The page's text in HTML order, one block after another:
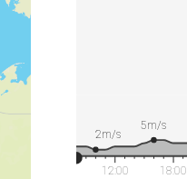
12:00
18:00
5m/s
2m/s